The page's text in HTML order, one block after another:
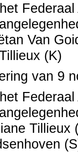
Van
(K)
van 9
Tillieux